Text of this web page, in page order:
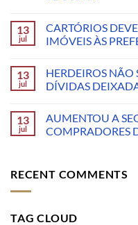
13
jul
CARTÓRIOS
IMÓVEIS ÀS
13
jul
HERDEIROS NÃO
DÍVIDAS
13
jul
AUMENTOU A
COMPRADORES
RECENT COMMENTS
TAG CLOUD